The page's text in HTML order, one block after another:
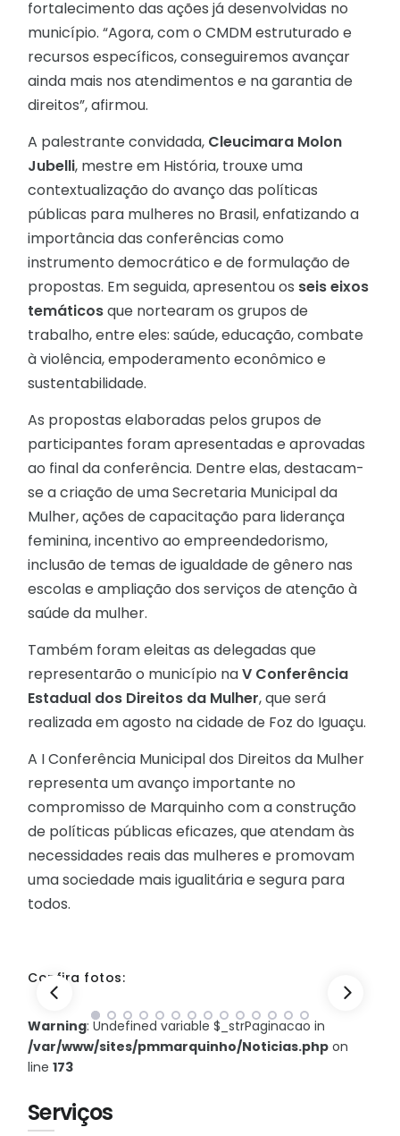
fortalecimento das ações já desenvolvidas no
município. “Agora, com o CMDM estruturado e
recursos específicos, conseguiremos avançar
ainda mais nos atendimentos e na garantia de
direitos”, afirmou.
A palestrante convidada, Cleucimara Molon
Jubelli, mestre em História, trouxe uma
contextualização do avanço das políticas
públicas para mulheres no Brasil, enfatizando a
importância das conferências como
instrumento democrático e de formulação de
propostas. Em seguida, apresentou os seis eixos
temáticosque nortearam os grupos de
trabalho, entre eles: saúde, educação, combate
à violência, empoderamento econômico e
sustentabilidade.
As propostas elaboradas pelos grupos de
participantes foram apresentadas e aprovadas
ao final da conferência. Dentre elas, destacam-
se a criação de uma Secretaria Municipal da
Mulher, ações de capacitação para liderança
feminina, incentivo ao empreendedorismo,
inclusão de temas de igualdade de gênero nas
escolas e ampliação dos serviços de atenção à
saúde da mulher.
Também foram eleitas as delegadas que
representarão o município naV Conferência
Estadual dos Direitos da Mulher, que será
realizada em agosto na cidade de Foz do Iguaçu.
A I Conferência Municipal dos Direitos da Mulher
representa um avanço importante no
compromisso de Marquinho com a construção
de políticas públicas eficazes, que atendam às
necessidades reais das mulheres e promovam
uma sociedade mais igualitária e segura para
todos.
Confira fotos:
Warning: Undefined variable $_strPaginacao in
/var/www/sites/pmmarquinho/Noticias.php on
line 173
Serviços